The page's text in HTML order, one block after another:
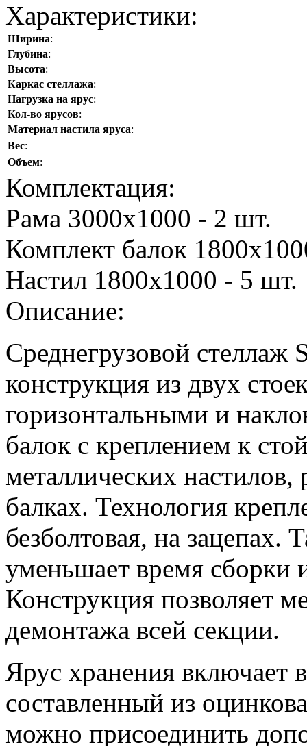
Характеристики:
Ширина:
Глубина:
Высота:
Каркас стеллажа:
Нагрузка на ярус:
Кол-во ярусов:
Материал настила яруса:
Вес:
Объем:
Комплектация:
Рама 3000х1000 - 2 шт.
Комплект балок
Настил 1800х1000 - 5 шт.
Описание:
Среднегрузовой стеллаж
конструкция из двух
горизонтальными и
балок с креплением к
металлических
балках. Технология
безболтовая, на зацепах.
уменьшает время сборки
Конструкция позволяет
демонтажа всей секции.
Ярус хранения включает
составленный из
можно присоединить